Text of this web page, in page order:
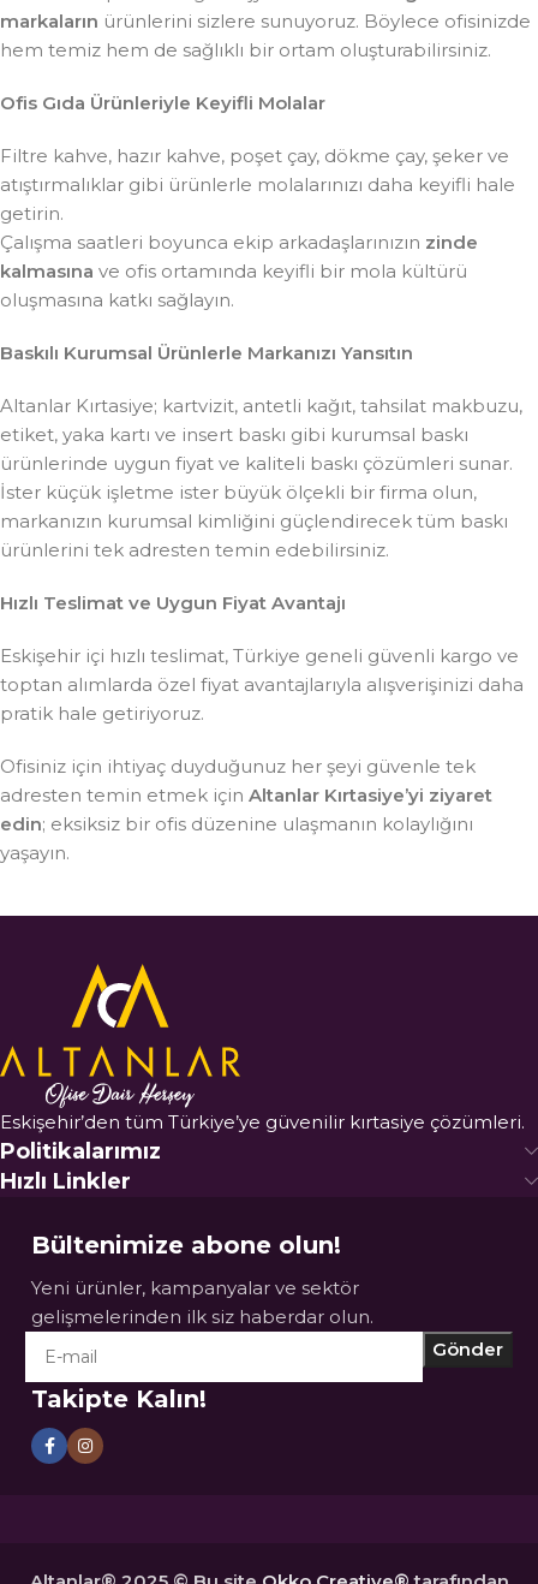
markaların ürünlerini sizlere sunuyoruz. Böylece ofisinizde
hem temiz hem de sağlıklı bir ortam oluşturabilirsiniz.
Ofis Gıda Ürünleriyle Keyifli Molalar
Filtre kahve, hazır kahve, poşet çay, dökme çay, şeker ve
atıştırmalıklar gibi ürünlerle molalarınızı daha keyifli hale
getirin.
Çalışma saatleri boyunca ekip arkadaşlarınızın zinde
kalmasına ve ofis ortamında keyifli bir mola kültürü
oluşmasına katkı sağlayın.
Baskılı Kurumsal Ürünlerle Markanızı Yansıtın
Altanlar Kırtasiye; kartvizit, antetli kağıt, tahsilat makbuzu,
etiket, yaka kartı ve insert baskı gibi kurumsal baskı
ürünlerinde uygun fiyat ve kaliteli baskı çözümleri sunar.
İster küçük işletme ister büyük ölçekli bir firma olun,
markanızın kurumsal kimliğini güçlendirecek tüm baskı
ürünlerini tek adresten temin edebilirsiniz.
Hızlı Teslimat ve Uygun Fiyat Avantajı
Eskişehir içi hızlı teslimat, Türkiye geneli güvenli kargo ve
toptan alımlarda özel fiyat avantajlarıyla alışverişinizi daha
pratik hale getiriyoruz.
Ofisiniz için ihtiyaç duyduğunuz her şeyi güvenle tek
adresten temin etmek için Altanlar Kırtasiye’yi ziyaret
edin; eksiksiz bir ofis düzenine ulaşmanın kolaylığını
yaşayın.
Eskişehir’den tüm Türkiye’ye güvenilir kırtasiye çözümleri.
Politikalarımız
Hızlı Linkler
Bültenimize abone olun!
Yeni ürünler, kampanyalar ve sektör
gelişmelerinden ilk siz haberdar olun.
Takipte Kalın!